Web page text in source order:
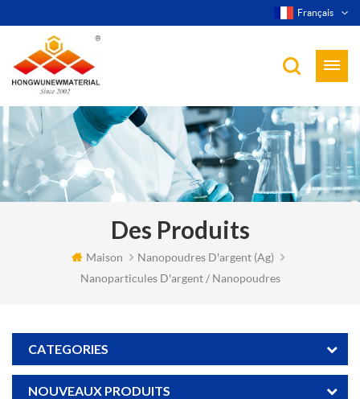
Français
Des Produits
Maison
Nanopoudres D'argent (ag)
Nanoparticules D'argent / Nanopoudres
CATEGORIES
NOUVEAUX PRODUITS